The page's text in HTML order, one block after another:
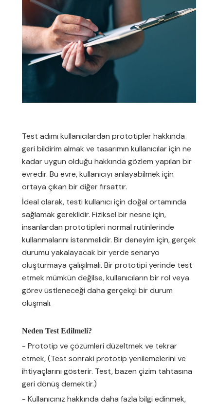
Test adımı kullanıcılardan prototipler hakkında
geri bildirim almak ve tasarımın kullanıcılar için ne
kadar uygun olduğu hakkında gözlem yapılan bir
evredir. Bu evre, kullanıcıyı anlayabilmek için
ortaya çıkan bir diğer fırsattır.
İdeal olarak, testi kullanıcı için doğal ortamında
sağlamak gereklidir. Fiziksel bir nesne için,
insanlardan prototipleri normal rutinlerinde
kullanmalarını istenmelidir. Bir deneyim için, gerçek
durumu yakalayacak bir yerde senaryo
oluşturmaya çalışılmalı. Bir prototipi yerinde test
etmek mümkün değilse, kullanıcıların bir rol veya
görev üstleneceği daha gerçekçi bir durum
oluşmalı.
Neden Test Edilmeli?
- Prototip ve çözümleri düzeltmek ve tekrar
etmek, (Test sonraki prototip yenilemelerini ve
ihtiyaçlarını gösterir. Test, bazen çizim tahtasına
geri dönüş demektir.)
- Kullanıcınız hakkında daha fazla bilgi edinmek,